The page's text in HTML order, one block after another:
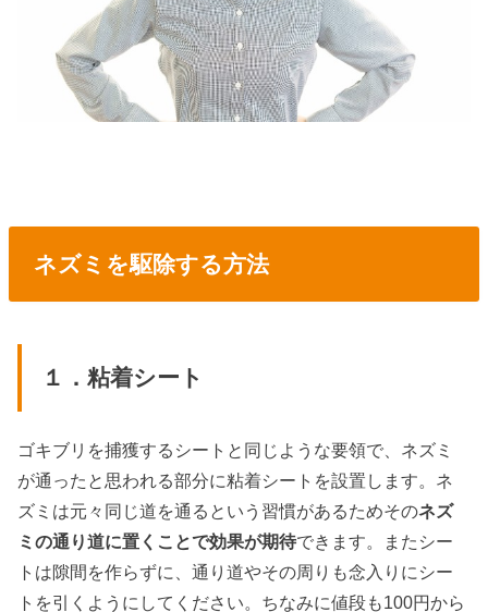
ネズミを駆除する方法
１．粘着シート
ゴキブリを捕獲するシートと同じような要領で、ネズミ
が通ったと思われる部分に粘着シートを設置します。ネ
ズミは元々同じ道を通るという習慣があるためそのネズ
ミの通り道に置くことで効果が期待できます。またシー
トは隙間を作らずに、通り道やその周りも念入りにシー
トを引くようにしてください。ちなみに値段も100円から